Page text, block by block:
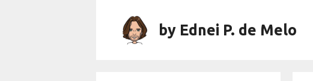
by Ednei P. de Melo